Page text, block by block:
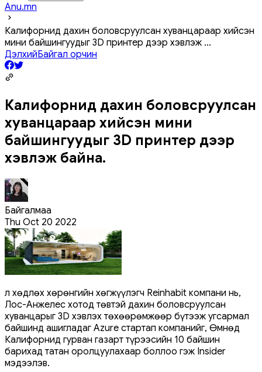
Anu.mn
Калифорнид дахин боловсруулсан хуванцараар хийсэн
мини байшингуудыг 3D принтер дээр хэвлэж ...
ДэлхийБайгал орчин
Калифорнид дахин боловсруулсан
хуванцараар хийсэн мини
байшингуудыг 3D принтер дээр
хэвлэж байна.
Байгалмаа
Thu Oct 20 2022
Үл хөдлөх хөрөнгийн хөгжүүлэгч Reinhabit компани нь,
Лос-Анжелес хотод төвтэй дахин боловсруулсан
хуванцарыг 3D хэвлэх төхөөрөмжөөр бүтээж угсармал
байшинд ашигладаг Azure стартап компанийг, Өмнөд
Калифорнид гурван газарт түрээсийн 10 байшин
барихад татан оролцуулахаар боллоо гэж Insider
мэдээлэв.